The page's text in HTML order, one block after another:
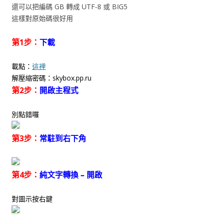
還可以把編碼 GB 轉成 UTF-8 或 BIG5
這樣對原始碼很好用
第1步： 下載
載點： 這裡
解壓縮密碼：skybox.pp.ru
第2步： 開啟主程式
別點錯囉
第3步： 常駐到右下角
第4步： 純文字轉換 – 開啟
對圖示按右鍵